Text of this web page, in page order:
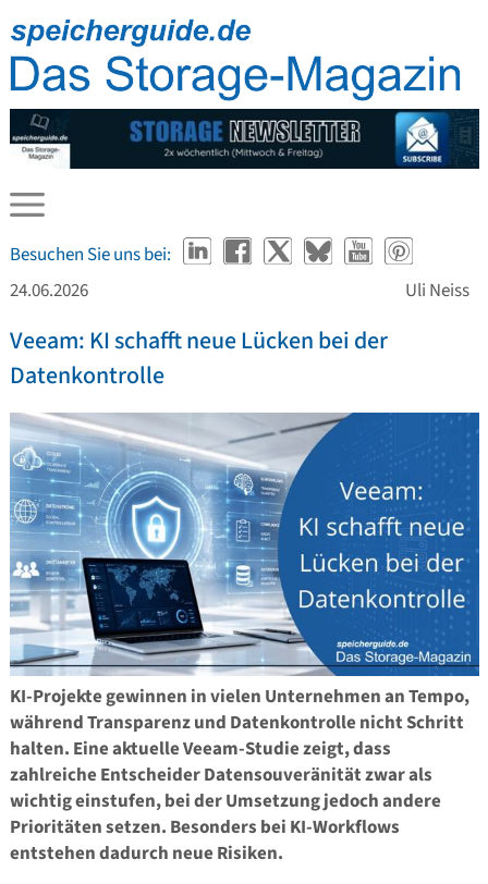
Besuchen Sie uns bei:
24.06.2026
Uli Neiss
Veeam: KI schafft neue Lücken bei der
Datenkontrolle
KI-Projekte gewinnen in vielen Unternehmen an Tempo,
während Transparenz und Datenkontrolle nicht Schritt
halten. Eine aktuelle Veeam-Studie zeigt, dass
zahlreiche Entscheider Datensouveränität zwar als
wichtig einstufen, bei der Umsetzung jedoch andere
Prioritäten setzen. Besonders bei KI-Workflows
entstehen dadurch neue Risiken.